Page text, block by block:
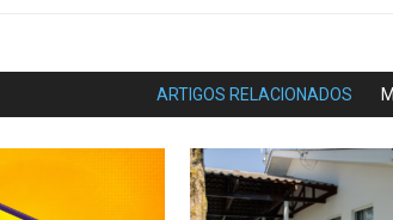
ARTIGOS RELACIONADOS